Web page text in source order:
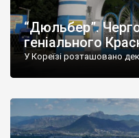
“Дюльбер”.
геніального
У Кореїзі розташовано